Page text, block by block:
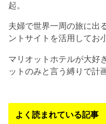
起。
夫婦で世界一周の旅に出
ントサイトを活用してお
マリオットホテルが大好
ットのみと言う縛りで計
よく読まれている記事